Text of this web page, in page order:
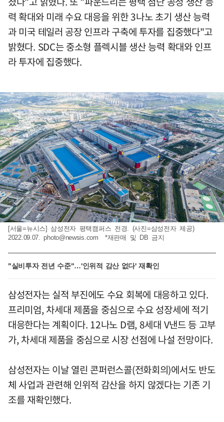
력 확대와 미래 수요 대응을 위한 3나노 초기 생산 능력
과 미국 테일러 공장 인프라 구축에 투자를 집중했다"고
밝혔다. SDC는 중소형 플렉시블 생산 능력 확대와 인프
라 투자에 집중했다.
[서울=뉴시스] 삼성전자 평택캠퍼스 전경. (사진=삼성전자 제공)
2022.09.07.photo@newsis.com *재판매 및 DB 금지
"실비투자 전년 수준"…'인위적 감산 없다' 재확인
삼성전자는 실적 부진에도 수요 회복에 대응하고 있다.
프리미엄, 차세대 제품을 중심으로 수요 성장세에 적기
대응한다는 계획이다. 12나노 D램, 8세대 V낸드 등 고부
가, 차세대 제품을 중심으로 시장 선점에 나설 전망이다.
삼성전자는 이날 열린 콘퍼런스콜(전화회의)에서도 반도
체 사업과 관련해 인위적 감산을 하지 않겠다는 기존 기
조를 재확인했다.